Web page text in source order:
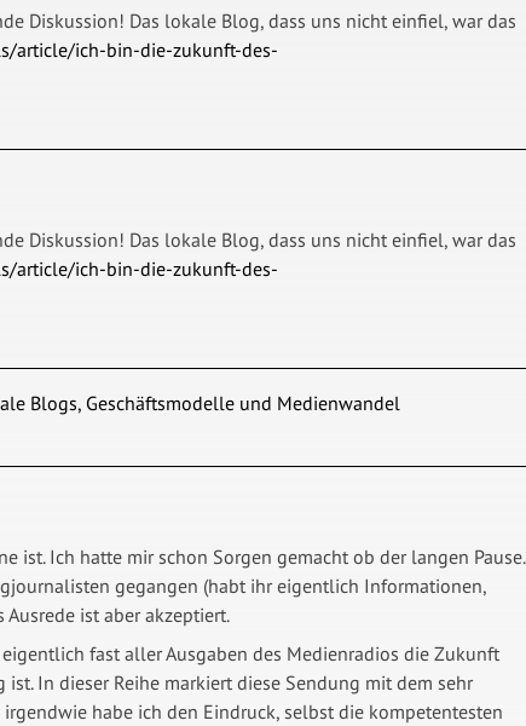
Diskussion! Das lokale Blog, dass uns nicht einfiel, war das
article/ich-bin-die-zukunft-des-
Diskussion! Das lokale Blog, dass uns nicht einfiel, war das
article/ich-bin-die-zukunft-des-
Blogs, Geschäftsmodelle und Medienwandel
ist. Ich hatte mir schon Sorgen gemacht ob der langen Pause.
gegangen (habt ihr eigentlich Informationen,
ist aber akzeptiert.
fast aller Ausgaben des Medienradios die Zukunft
In dieser Reihe markiert diese Sendung mit dem sehr
habe ich den Eindruck, selbst die kompetentesten